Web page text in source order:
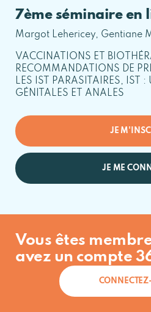
7ème séminaire en
Margot Lehericey, Gentiane
VACCINATIONS ET
RECOMMANDATIONS DE
LES IST PARASITAIRES, IST :
GÉNITALES ET ANALES
JE
JE ME
Vous êtes
avez un compte